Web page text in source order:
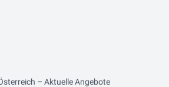
– Aktuelle Angebote